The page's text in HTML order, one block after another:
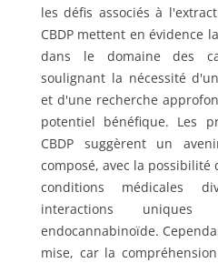
les défis associés à
CBDP mettent en évidence
dans le domaine des
soulignant la nécessité
et d'une recherche
potentiel bénéfique. Les
CBDP suggèrent un
composé, avec la
conditions médicales
interactions
endocannabinoïde.
mise, car la